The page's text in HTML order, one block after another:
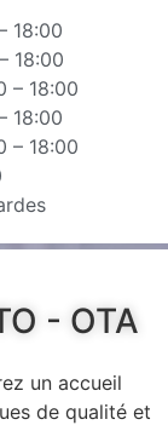
18:00
18:00
– 18:00
18:00
– 18:00
- OTA
un accueil
de qualité et